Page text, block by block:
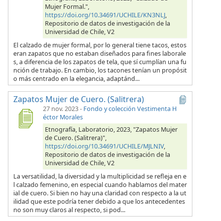
Mujer Formal.",
https://doi.org/10.34691/UCHILE/KN3NLJ,
Repositorio de datos de investigación de la
Universidad de Chile, V2
El calzado de mujer formal, por lo general tiene tacos, estos
eran zapatos que no estaban diseñados para fines laborale
s, a diferencia de los zapatos de tela, que sí cumplían una fu
nción de trabajo. En cambio, los tacones tenían un propósit
o más centrado en la elegancia, adaptánd...
Zapatos Mujer de Cuero. (Salitrera)
27 nov. 2023- Fondo y colección Vestimenta H
éctor Morales
Etnografía, Laboratorio, 2023, "Zapatos Mujer
de Cuero. (Salitrera)",
https://doi.org/10.34691/UCHILE/MJLNIV,
Repositorio de datos de investigación de la
Universidad de Chile, V2
La versatilidad, la diversidad y la multiplicidad se refleja en e
l calzado femenino, en especial cuando hablamos del mater
ial de cuero. Si bien no hay una claridad con respecto a la ut
ilidad que este podría tener debido a que los antecedentes
no son muy claros al respecto, si pod...